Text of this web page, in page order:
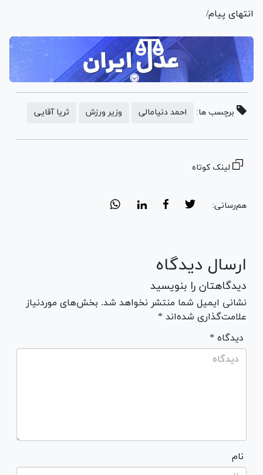
انتهای پیام/
برچسب ها: احمد دنیامالی وزیر ورزش ثریا آقایی
لینک کوتاه
هم‌رسانی:
ارسال دیدگاه
دیدگاهتان را بنویسید
نشانی ایمیل شما منتشر نخواهد شد. بخش‌های موردنیاز
علامت‌گذاری شده‌اند *
* دیدگاه
نام